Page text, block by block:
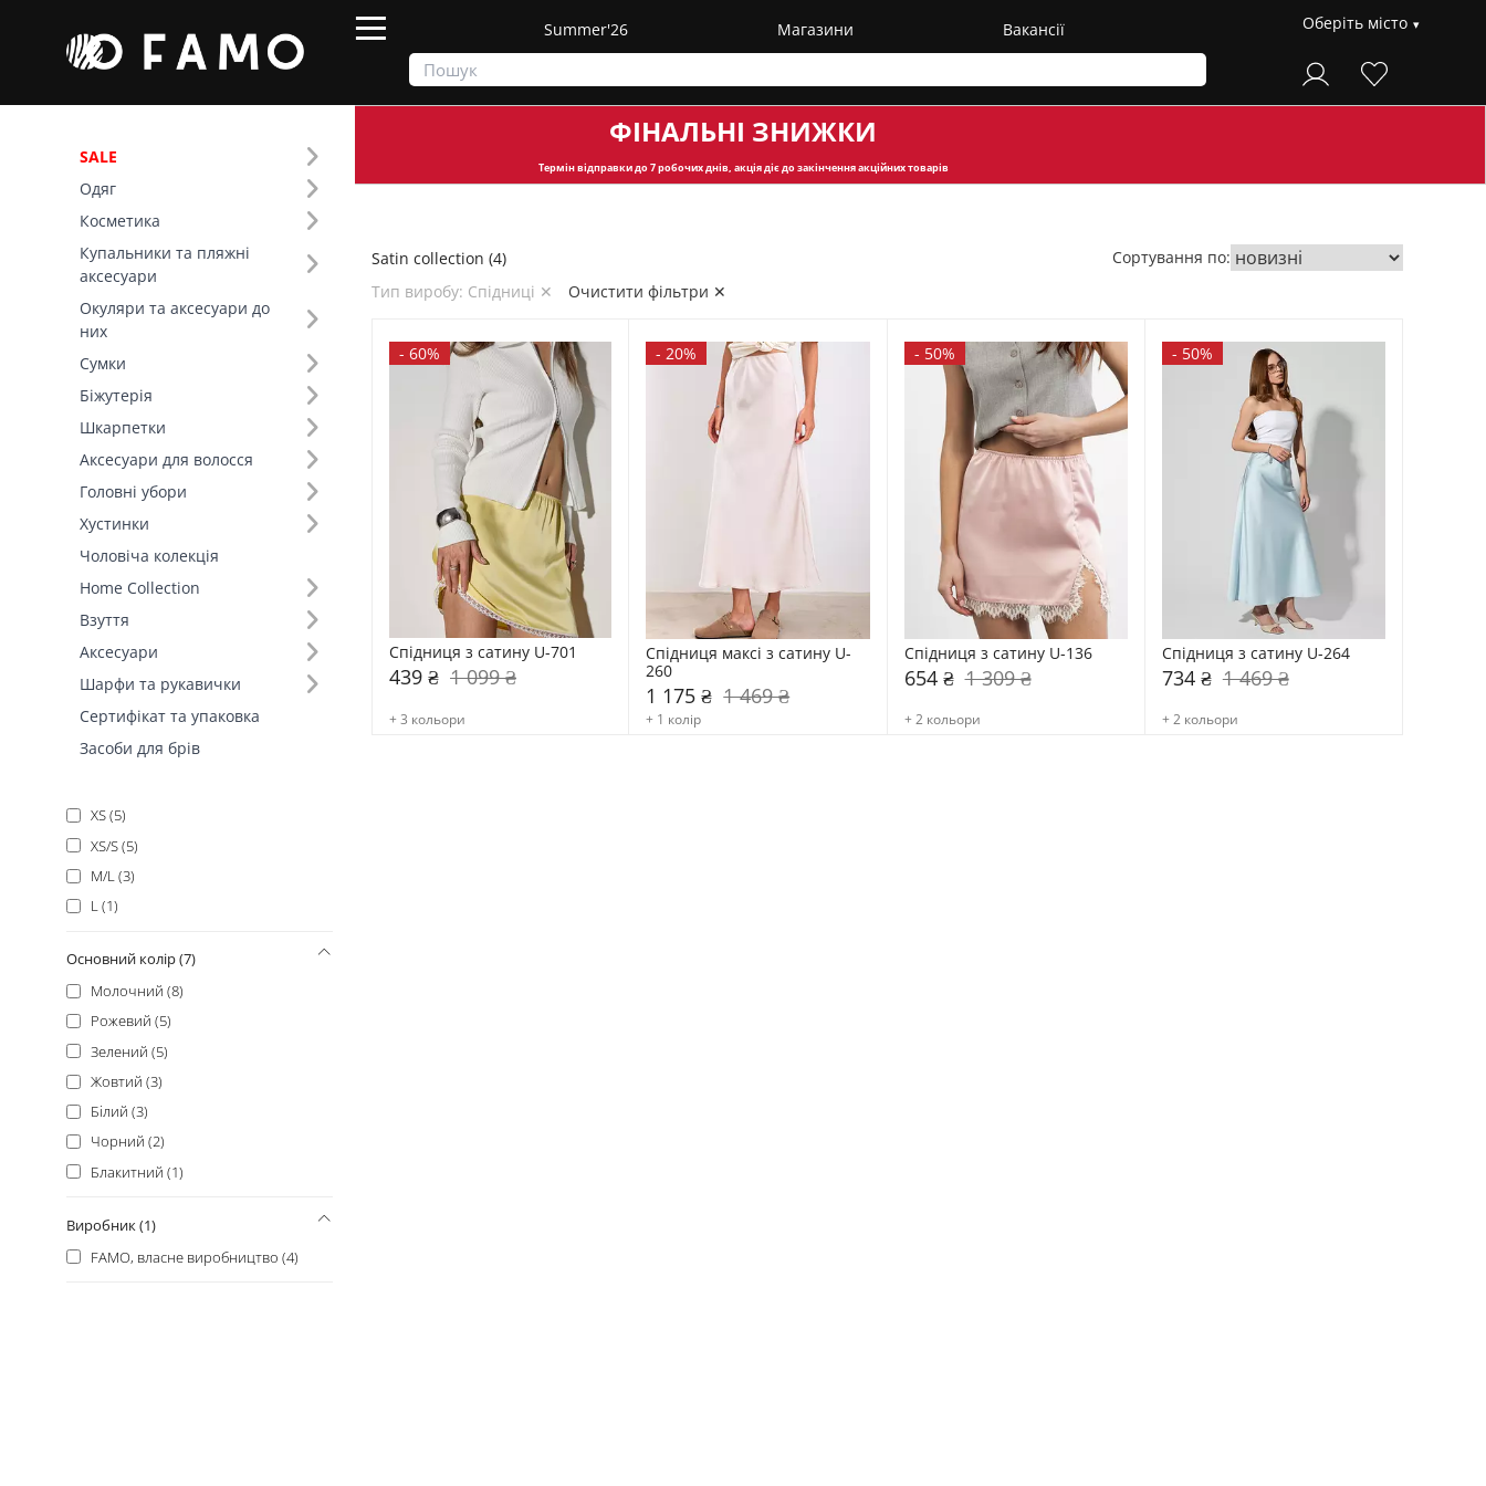
Summer'26 Магазини Вакансії Оберіть місто
SALE
Одяг
Косметика
Купальники та пляжні
аксесуари
Окуляри та аксесуари до
них
Сумки
Біжутерія
Шкарпетки
Аксесуари для волосся
Головні убори
Хустинки
Чоловіча колекція
Home Collection
Взуття
Аксесуари
Шарфи та рукавички
Сертифікат та упаковка
Засоби для брів
ФІНАЛЬНІ ЗНИЖКИ
Термін відправкидо 7 робочих днів, акція діє до закінчення акційних товарів
Satin collection
Фільтр
Ціна
SALE
Тип виробу (8)
Спідниці (4)
Satin collection (+20)
Топи (+6)
Сукні (+5)
Літні костюми (+3)
Розмір (6)
S (7)
XS (5)
XS/S (5)
M/L (3)
L (1)
Основний колір (7)
Молочний (8)
Рожевий (5)
Зелений (5)
Жовтий (3)
Білий (3)
Чорний (2)
Блакитний (1)
Виробник (1)
FAMO, власне виробництво (4)
Satin collection (4)
Тип виробу: Спідниці ✕
Очистити фільтри ✕
Сортування по:
- 60%
Спідниця з сатину U-701
439 ₴ 1 099 ₴
+ 3 кольори
- 20%
Спідниця максі з сатину U-
260
1 175 ₴ 1 469 ₴
+ 1 колір
- 50%
Спідниця з сатину U-136
654 ₴ 1 309 ₴
+ 2 кольори
- 50%
Спідниця з сатину U-264
734 ₴ 1 469 ₴
+ 2 кольори